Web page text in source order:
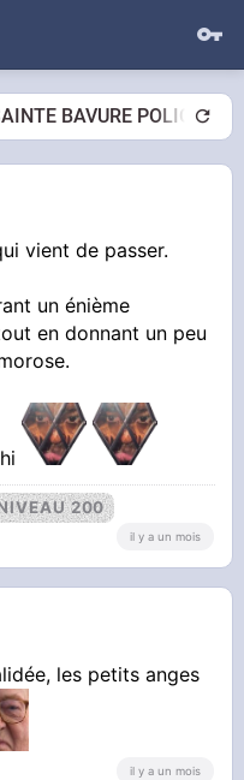
BAVURE POLICIERE
vient de passer.
un énième
en donnant un peu
200
il y a un mois
les petits anges
il y a un mois